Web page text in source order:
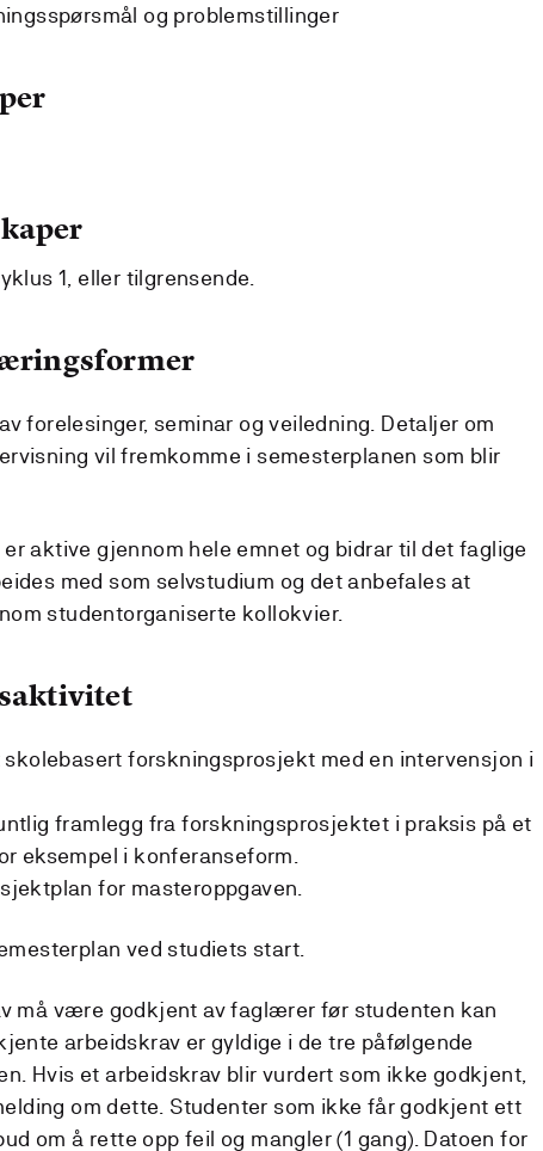
og problemstillinger
1, eller tilgrensende.
forelesinger, seminar og veiledning. Detaljer om
vil fremkomme i semesterplanen som blir
aktive gjennom hele emnet og bidrar til det faglige
med som selvstudium og det anbefales at
studentorganiserte kollokvier.
forskningsprosjekt med en intervensjon i
framlegg fra forskningsprosjektet i praksis på et
eksempel i konferanseform.
for masteroppgaven.
ved studiets start.
må være godkjent av faglærer før studenten kan
arbeidskrav er gyldige i de tre påfølgende
Hvis et arbeidskrav blir vurdert som ikke godkjent,
om dette. Studenter som ikke får godkjent ett
om å rette opp feil og mangler (1 gang). Datoen for